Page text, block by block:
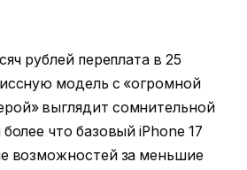
рублей переплата в 25
модель с «огромной
выглядит сомнительной
что базовый iPhone 17
возможностей за меньшие